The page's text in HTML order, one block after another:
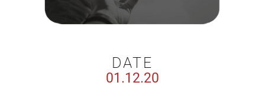
DATE
01.12.20